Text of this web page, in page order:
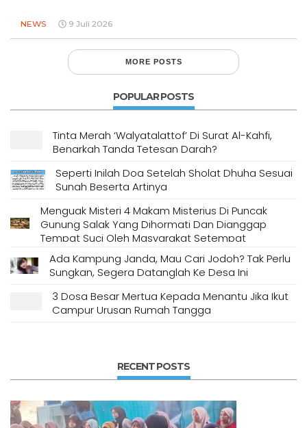
NEWS 9 Juli 2026
MORE POSTS
POPULAR POSTS
Tinta Merah ‘Walyatalattof’ Di Surat Al-Kahfi,
Benarkah Tanda Tetesan Darah?
Seperti Inilah Doa Setelah Sholat Dhuha Sesuai
Sunah Beserta Artinya
Menguak Misteri 4 Makam Misterius Di Puncak
Gunung Salak Yang Dihormati Dan Dianggap
Tempat Suci Oleh Masyarakat Setempat
Ada Kampung Janda, Mau Cari Jodoh? Tak Perlu
Sungkan, Segera Datanglah Ke Desa Ini
3 Dosa Besar Mertua Kepada Menantu Jika Ikut
Campur Urusan Rumah Tangga
RECENT POSTS